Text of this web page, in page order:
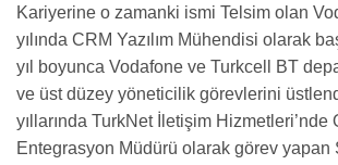
Kariyerine o zamanki ismi Telsim olan
yılında CRM Yazılım Mühendisi olarak
yıl boyunca Vodafone ve Turkcell BT
ve üst düzey yöneticilik görevlerini
yıllarında TurkNet İletişim Hizmetleri’nde
Entegrasyon Müdürü olarak görev yapan